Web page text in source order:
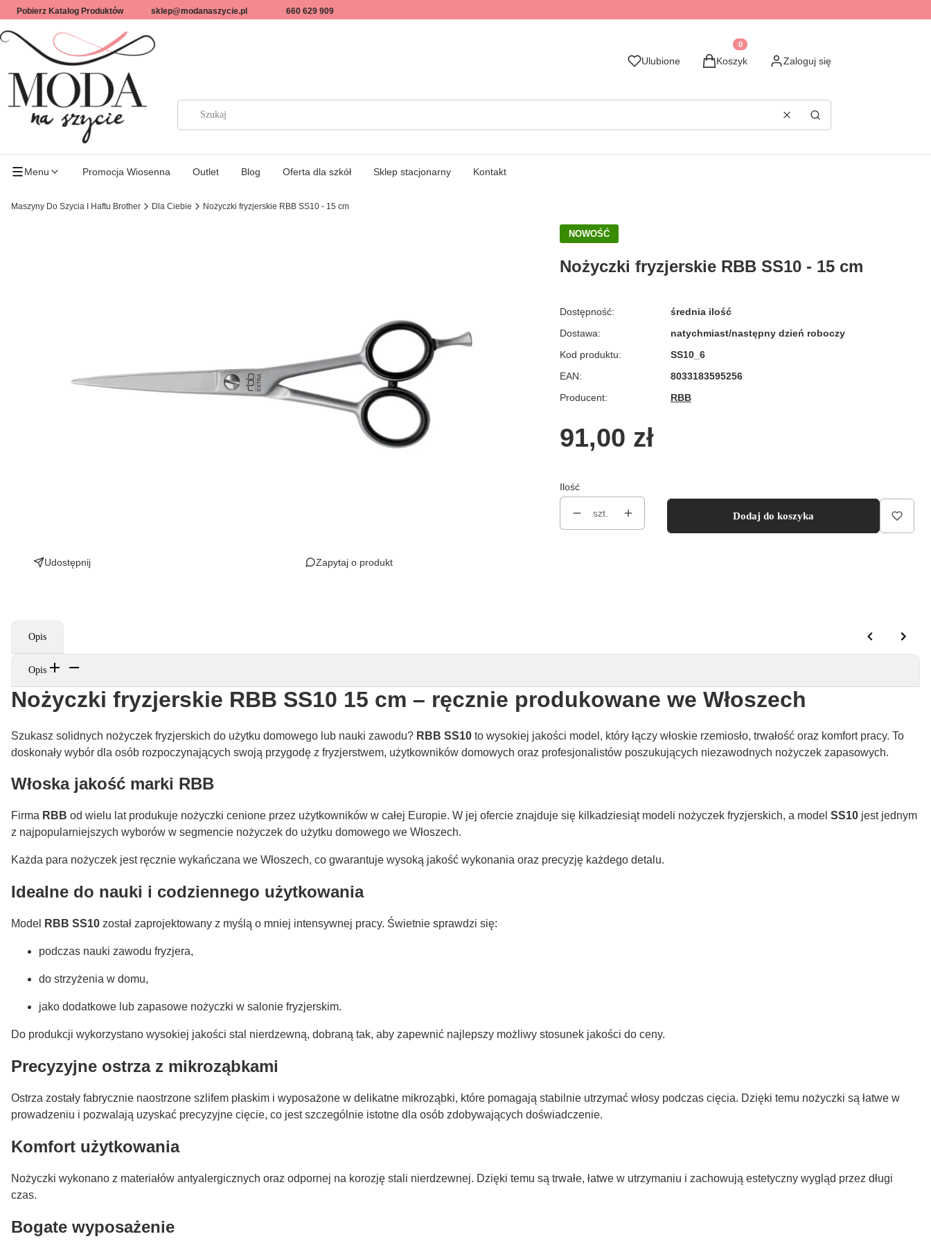
Pobierz Katalog Produktów sklep@modanaszycie.pl 660 629 909
Ulubione
Produkty w koszyku: 0. Zobacz szczegóły
Koszyk Zaloguj się
WyczyśćSzukaj
Menu Promocja Wiosenna Outlet Blog Oferta dla szkół Sklep stacjonarny Kontakt
Maszyny Do Szycia I Haftu Brother Dla Ciebie Nożyczki fryzjerskie RBB SS10 - 15 cm
Udostępnij Zapytaj o produkt
NOWOŚĆ
Nożyczki fryzjerskie RBB SS10 - 15 cm
Dostępność: średnia ilość
Dostawa: natychmiast/następny dzień roboczy
Kod produktu: SS10_6
EAN: 8033183595256
Producent: RBB
Cena
91,00 zł
Ilość
szt. Dodaj do koszyka
Opis
Opis
Nożyczki fryzjerskie RBB SS10 15 cm – ręcznie produkowane we Włoszech
Szukasz solidnych nożyczek fryzjerskich do użytku domowego lub nauki zawodu? RBB SS10 to wysokiej jakości model, który łączy włoskie rzemiosło, trwałość oraz komfort pracy. To
doskonały wybór dla osób rozpoczynających swoją przygodę z fryzjerstwem, użytkowników domowych oraz profesjonalistów poszukujących niezawodnych nożyczek zapasowych.
Włoska jakość marki RBB
Firma RBB od wielu lat produkuje nożyczki cenione przez użytkowników w całej Europie. W jej ofercie znajduje się kilkadziesiąt modeli nożyczek fryzjerskich, a model SS10 jest jednym
z najpopularniejszych wyborów w segmencie nożyczek do użytku domowego we Włoszech.
Każda para nożyczek jest ręcznie wykańczana we Włoszech, co gwarantuje wysoką jakość wykonania oraz precyzję każdego detalu.
Idealne do nauki i codziennego użytkowania
Model RBB SS10 został zaprojektowany z myślą o mniej intensywnej pracy. Świetnie sprawdzi się:
podczas nauki zawodu fryzjera,
do strzyżenia w domu,
jako dodatkowe lub zapasowe nożyczki w salonie fryzjerskim.
Do produkcji wykorzystano wysokiej jakości stal nierdzewną, dobraną tak, aby zapewnić najlepszy możliwy stosunek jakości do ceny.
Precyzyjne ostrza z mikroząbkami
Ostrza zostały fabrycznie naostrzone szlifem płaskim i wyposażone w delikatne mikroząbki, które pomagają stabilnie utrzymać włosy podczas cięcia. Dzięki temu nożyczki są łatwe w
prowadzeniu i pozwalają uzyskać precyzyjne cięcie, co jest szczególnie istotne dla osób zdobywających doświadczenie.
Komfort użytkowania
Nożyczki wykonano z materiałów antyalergicznych oraz odpornej na korozję stali nierdzewnej. Dzięki temu są trwałe, łatwe w utrzymaniu i zachowują estetyczny wygląd przez długi
czas.
Bogate wyposażenie